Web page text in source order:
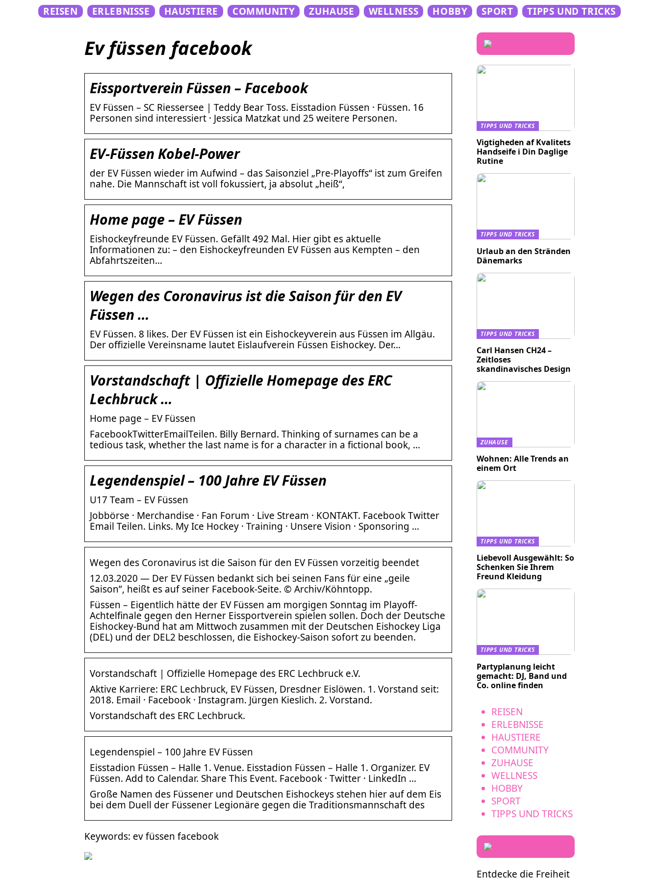
REISEN ERLEBNISSE HAUSTIERE COMMUNITY ZUHAUSE WELLNESS HOBBY SPORT TIPPS UND TRICKS
Ev füssen facebook
Eissportverein Füssen – Facebook
EV Füssen – SC Riessersee | Teddy Bear Toss. Eisstadion Füssen · Füssen. 16
Personen sind interessiert · Jessica Matzkat und 25 weitere Personen.
EV-Füssen Kobel-Power
der EV Füssen wieder im Aufwind – das Saisonziel „Pre-Playoffs“ ist zum Greifen
nahe. Die Mannschaft ist voll fokussiert, ja absolut „heiß“,
Home page – EV Füssen
Eishockeyfreunde EV Füssen. Gefällt 492 Mal. Hier gibt es aktuelle
Informationen zu: – den Eishockeyfreunden EV Füssen aus Kempten – den
Abfahrtszeiten…
Wegen des Coronavirus ist die Saison für den EV
Füssen …
EV Füssen. 8 likes. Der EV Füssen ist ein Eishockeyverein aus Füssen im Allgäu.
Der offizielle Vereinsname lautet Eislaufverein Füssen Eishockey. Der…
Vorstandschaft | Offizielle Homepage des ERC
Lechbruck …
Home page – EV Füssen
FacebookTwitterEmailTeilen. Billy Bernard. Thinking of surnames can be a
tedious task, whether the last name is for a character in a fictional book, …
Legendenspiel – 100 Jahre EV Füssen
U17 Team – EV Füssen
Jobbörse · Merchandise · Fan Forum · Live Stream · KONTAKT. Facebook Twitter
Email Teilen. Links. My Ice Hockey · Training · Unsere Vision · Sponsoring …
Wegen des Coronavirus ist die Saison für den EV Füssen vorzeitig beendet
12.03.2020 — Der EV Füssen bedankt sich bei seinen Fans für eine „geile
Saison”, heißt es auf seiner Facebook-Seite. © Archiv/Köhntopp.
Füssen – Eigentlich hätte der EV Füssen am morgigen Sonntag im Playoff-
Achtelfinale gegen den Herner Eissportverein spielen sollen. Doch der Deutsche
Eishockey-Bund hat am Mittwoch zusammen mit der Deutschen Eishockey Liga
(DEL) und der DEL2 beschlossen, die Eishockey-Saison sofort zu beenden.
Vorstandschaft | Offizielle Homepage des ERC Lechbruck e.V.
Aktive Karriere: ERC Lechbruck, EV Füssen, Dresdner Eislöwen. 1. Vorstand seit:
2018. Email · Facebook · Instagram. Jürgen Kieslich. 2. Vorstand.
Vorstandschaft des ERC Lechbruck.
Legendenspiel – 100 Jahre EV Füssen
Eisstadion Füssen – Halle 1. Venue. Eisstadion Füssen – Halle 1. Organizer. EV
Füssen. Add to Calendar. Share This Event. Facebook · Twitter · LinkedIn …
Große Namen des Füssener und Deutschen Eishockeys stehen hier auf dem Eis
bei dem Duell der Füssener Legionäre gegen die Traditionsmannschaft des
Keywords: ev füssen facebook
TIPPS UND TRICKS
Vigtigheden af Kvalitets
Handseife i Din Daglige
Rutine
TIPPS UND TRICKS
Urlaub an den Stränden
Dänemarks
TIPPS UND TRICKS
Carl Hansen CH24 –
Zeitloses
skandinavisches Design
ZUHAUSE
Wohnen: Alle Trends an
einem Ort
TIPPS UND TRICKS
Liebevoll Ausgewählt: So
Schenken Sie Ihrem
Freund Kleidung
TIPPS UND TRICKS
Partyplanung leicht
gemacht: DJ, Band und
Co. online finden
REISEN
ERLEBNISSE
HAUSTIERE
COMMUNITY
ZUHAUSE
WELLNESS
HOBBY
SPORT
TIPPS UND TRICKS
Entdecke die Freiheit